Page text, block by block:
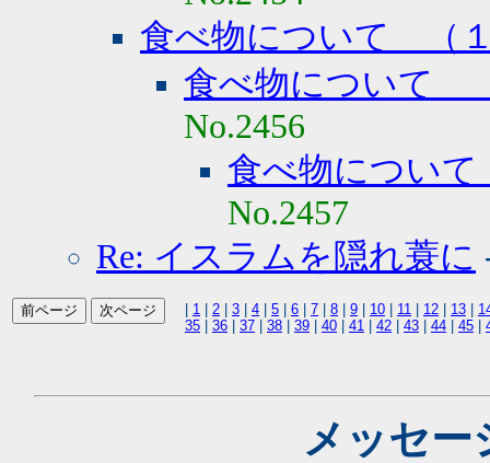
食べ物について （
食べ物について
No.2456
食べ物につい
No.2457
Re: イスラムを隠れ蓑に
1 2 3 4 5 6 7 8 9 10 11 12 13
35
36 37 38 39 40 41 42 43 44 45
メッセー